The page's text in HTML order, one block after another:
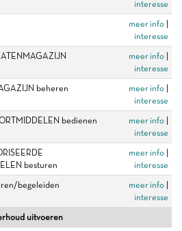
interesse
meer info
interesse
meer info
interesse
beheren meer info
interesse
bedienen meer info
interesse
besturen
meer info
interesse
begeleiden meer info
interesse
uitvoeren